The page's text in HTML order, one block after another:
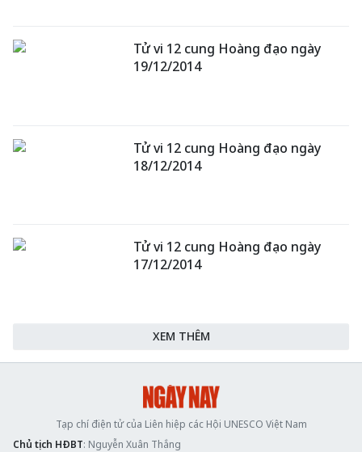
Tử vi 12 cung Hoàng đạo ngày
19/12/2014
Tử vi 12 cung Hoàng đạo ngày
18/12/2014
Tử vi 12 cung Hoàng đạo ngày
17/12/2014
XEM THÊM
Tạp chí điện tử của Liên hiệp các Hội UNESCO Việt Nam
Chủ tịch HĐBT: Nguyễn Xuân Thắng